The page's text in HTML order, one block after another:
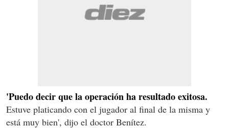
'Puedo decir que la operación ha resultado exitosa.
Estuve platicando con el jugador al final de la misma y
está muy bien', dijo el doctor Benítez.